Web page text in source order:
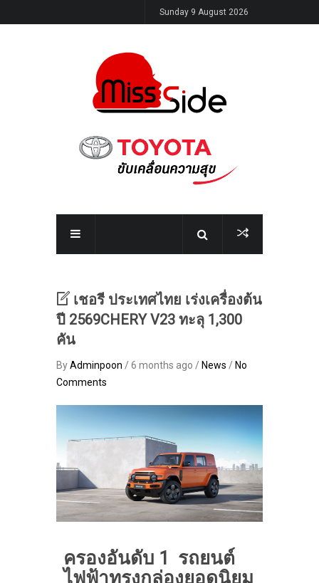
Sunday 9 August 2026
เชอรี ประเทศไทย เร่งเครื่องต้น
ปี 2569CHERY V23 ทะลุ 1,300
คัน
ByAdminpoon / 6 months ago / News / No
Comments
ครองอันดับ 1 รถยนต์
ไฟฟ้าทรงกล่องยอดนิยม